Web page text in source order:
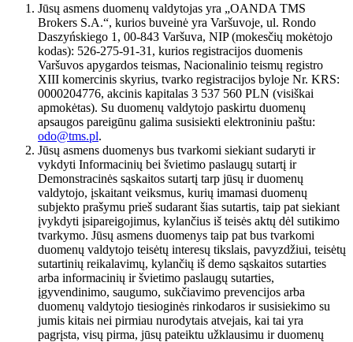
Jūsų asmens duomenų valdytojas yra „OANDA TMS
Brokers S.A.“, kurios buveinė yra Varšuvoje, ul. Rondo
Daszyńskiego 1, 00-843 Varšuva, NIP (mokesčių mokėtojo
kodas): 526-275-91-31, kurios registracijos duomenis
Varšuvos apygardos teismas, Nacionalinio teismų registro
XIII komercinis skyrius, tvarko registracijos byloje Nr. KRS:
0000204776, akcinis kapitalas 3 537 560 PLN (visiškai
apmokėtas). Su duomenų valdytojo paskirtu duomenų
apsaugos pareigūnu galima susisiekti elektroniniu paštu:
odo@tms.pl.
Jūsų asmens duomenys bus tvarkomi siekiant sudaryti ir
vykdyti Informacinių bei švietimo paslaugų sutartį ir
Demonstracinės sąskaitos sutartį tarp jūsų ir duomenų
valdytojo, įskaitant veiksmus, kurių imamasi duomenų
subjekto prašymu prieš sudarant šias sutartis, taip pat siekiant
įvykdyti įsipareigojimus, kylančius iš teisės aktų dėl sutikimo
tvarkymo. Jūsų asmens duomenys taip pat bus tvarkomi
duomenų valdytojo teisėtų interesų tikslais, pavyzdžiui, teisėtų
sutartinių reikalavimų, kylančių iš demo sąskaitos sutarties
arba informacinių ir švietimo paslaugų sutarties,
įgyvendinimo, saugumo, sukčiavimo prevencijos arba
duomenų valdytojo tiesioginės rinkodaros ir susisiekimo su
jumis kitais nei pirmiau nurodytais atvejais, kai tai yra
pagrįsta, visų pirma, jūsų pateiktu užklausimu ir duomenų